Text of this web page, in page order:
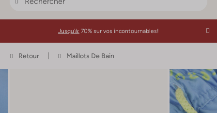
Jusqu'à: 70% sur vos incontournables!
Retour Maillots De Bain